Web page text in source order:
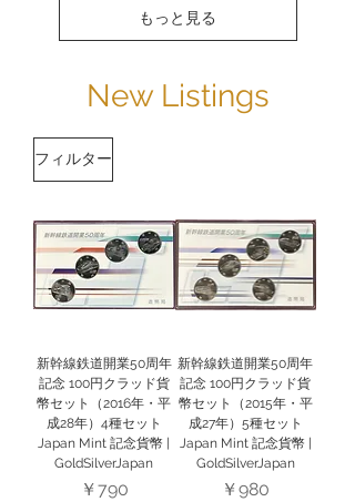
もっと見る
New Listings
フィルター
新幹線鉄道開業50周年
記念 100円クラッド貨
幣セット（2016年・平
成28年）4種セット
Japan Mint 記念貨幣 |
GoldSilverJapan
価格
￥790
新幹線鉄道開業50周年
記念 100円クラッド貨
幣セット（2015年・平
成27年）5種セット
Japan Mint 記念貨幣 |
GoldSilverJapan
価格
￥980